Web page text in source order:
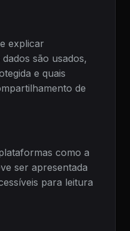
explicar
são usados,
e quais
de
como a
ser apresentada
para leitura